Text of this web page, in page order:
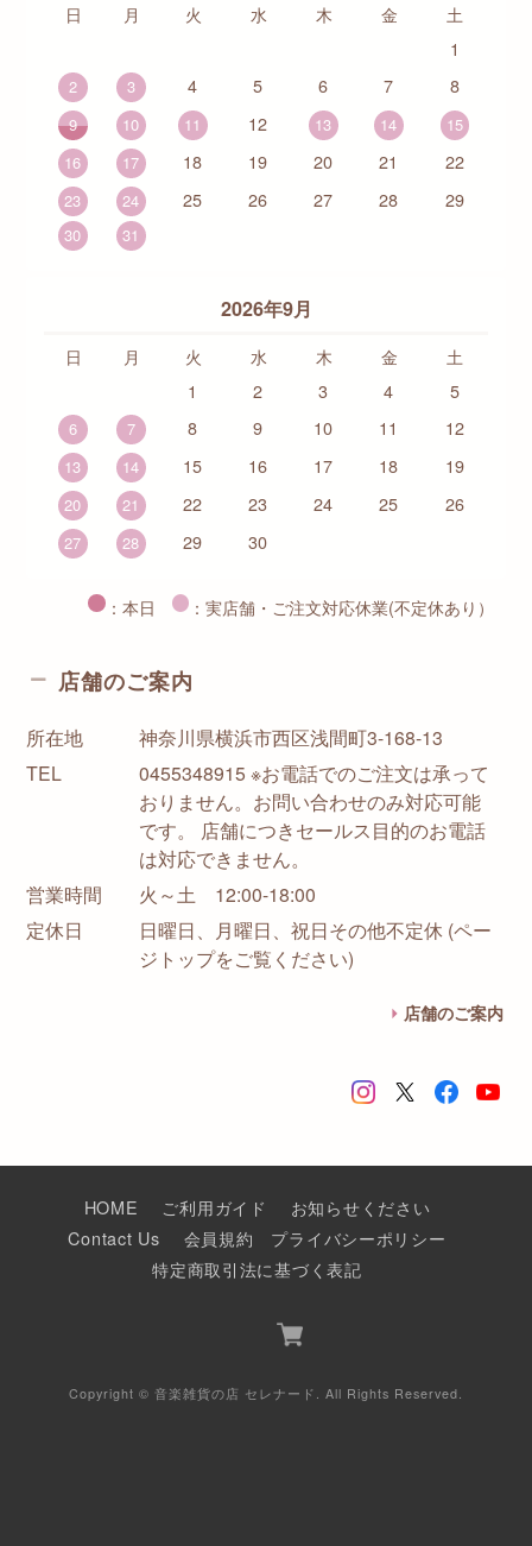
日 月 火 水 木 金
土
1
2 3 4 5 6 7 8
9 10 11 12 13 14
15
16
17 18 19 20 21 22
23 24 25 26 27 28 29
30 31
2026年9月
日 月 火 水 木 金
土
1
2 3 4 5
6 7 8 9 10 11 12
13 14 15 16 17 18 19
20 21 22 23 24 25 26
27 28 29 30
：本日 ：実店舗・ご注文対応休業(不定休あり）
店舗のご案内
所在地
神奈川県横浜市西区浅間町3-168-13
TEL
0455348915 ※お電話でのご注文は承って
おりません。お問い合わせのみ対応可能
です。 店舗につきセールス目的のお電話
は対応できません。
営業時間
火～土 12:00-18:00
定休日
日曜日、月曜日、祝日その他不定休 (ペー
ジトップをご覧ください)
店舗のご案内
HOME ご利用ガイド
お知らせください
Contact Us
会員規約
プライバシーポリシー
特定商取引法に基づく表記
Copyright © 音楽雑貨の店 セレナード. All Rights Reserved.